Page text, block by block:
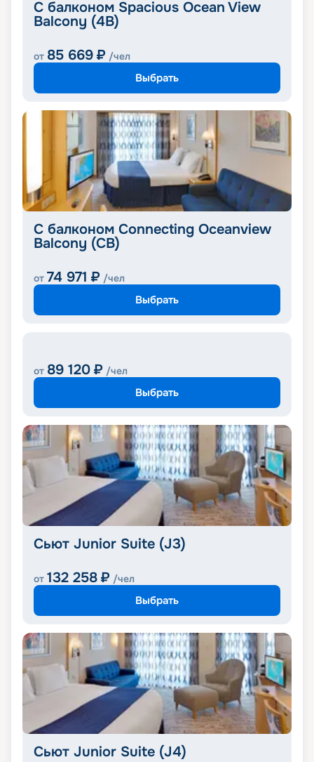
С балконом Spacious Ocean View
Balcony (4B)
от 85 669 ₽ /чел
Выбрать
С балконом Connecting Oceanview
Balcony (CB)
от 74 971 ₽ /чел
Выбрать
от 89 120 ₽ /чел
Выбрать
Сьют Junior Suite (J3)
от 132 258 ₽ /чел
Выбрать
Сьют Junior Suite (J4)